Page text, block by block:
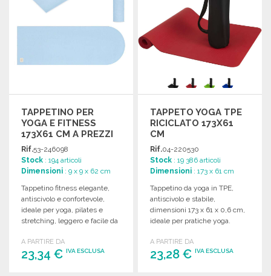
TAPPETINO PER
YOGA E FITNESS
173X61 CM A PREZZI
ALL'INGROSSO
Rif.53-246098
Stock : 194 articoli
Dimensioni : 9 x 9 x 62 cm
Tappetino fitness elegante,
antiscivolo e confortevole,
ideale per yoga, pilates e
stretching, leggero e facile da
A PARTIRE DA
23,34 € IVA ESCLUSA
TAPPETO YOGA TPE
RICICLATO 173X61
CM
Rif.04-220530
Stock : 19 386 articoli
Dimensioni : 173 x 61 cm
Tappetino da yoga in TPE,
antiscivolo e stabile,
dimensioni 173 x 61 x 0,6 cm,
ideale per pratiche yoga.
A PARTIRE DA
23,28 €IVA ESCLUSA